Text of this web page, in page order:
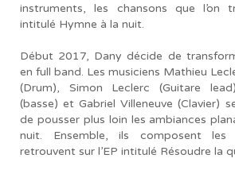
instruments, les chansons que l’on
intitulé Hymne à la nuit.
Début 2017, Dany décide de
en full band. Les musiciens Mathieu
(Drum), Simon Leclerc (Guitare
(basse) et Gabriel Villeneuve (Clavier)
de pousser plus loin les ambiances
nuit. Ensemble, ils composent les
retrouvent sur l’EP intitulé Résoudre la